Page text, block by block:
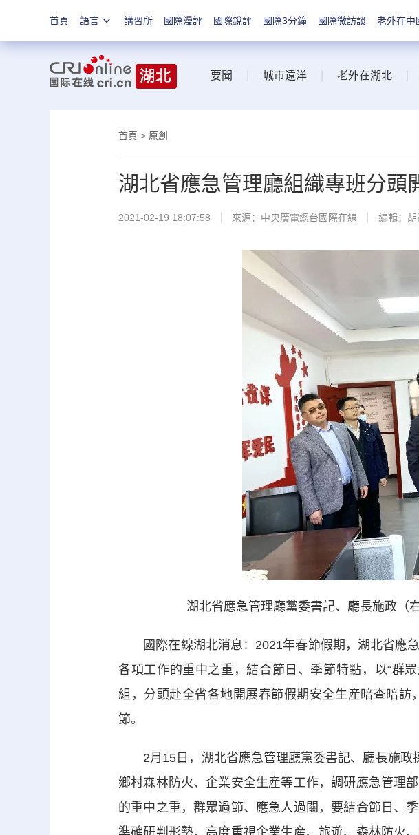
首頁 語言 講習所 國際漫評 國際銳評 國際3分鐘 國際微訪談 老外在中
要聞 城市遠洋 老外在湖北
首頁 > 原創
湖北省應急管理廳組織專班分頭
2021-02-19 18:07:58 來源： 中央廣電總台國際在線 編輯：胡
湖北省應急管理廳黨委書記、廳長施政 （
國際在線湖北消息：2021年春節假期，湖北省應急
各項工作的重中之重，結合節日、季節特點，以“群
組，分頭赴全省各地開展春節假期安全生産暗查暗
節。
2月15日，湖北省應急管理廳黨委書記、廳長施政採
鄉村森林防火、企業安全生産等工作，調研應急管理
的重中之重，群眾過節、應急人過關，要結合節日、
準確研判形勢，高度重視企業生産、旅遊、森林防火